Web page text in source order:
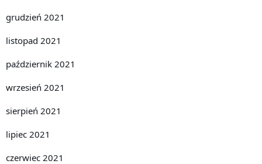
grudzień 2021
listopad 2021
październik 2021
wrzesień 2021
sierpień 2021
lipiec 2021
czerwiec 2021